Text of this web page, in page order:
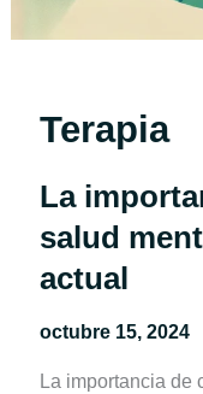
Terapia
La
salud
actual
octubre 15, 2024
La importancia de